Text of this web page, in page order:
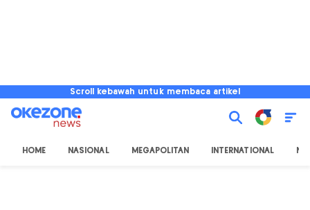
Scroll kebawah untuk membaca artikel
HOME NASIONAL MEGAPOLITAN INTERNATIONAL